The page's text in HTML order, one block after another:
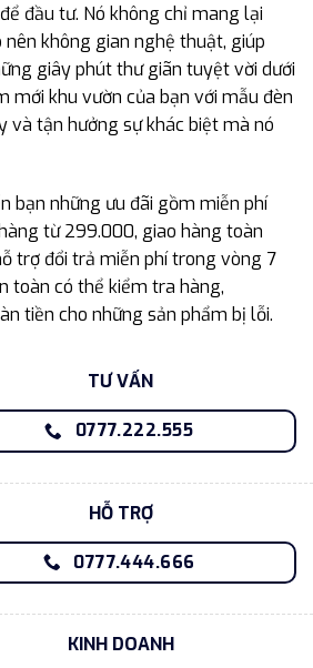
đầu tư. Nó không chỉ mang lại
không gian nghệ thuật, giúp
giây phút thư giãn tuyệt vời dưới
mới khu vườn của bạn với mẫu đèn
và tận hưởng sự khác biệt mà nó
bạn những ưu đãi gồm miễn phí
từ 299.000, giao hàng toàn
trợ đổi trả miễn phí trong vòng 7
toàn có thể kiểm tra hàng,
tiền cho những sản phẩm bị lỗi.
TƯ VẤN
0777.222.555
HỖ TRỢ
0777.444.666
KINH DOANH